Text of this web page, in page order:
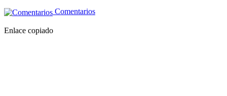
Comentarios
Enlace copiado